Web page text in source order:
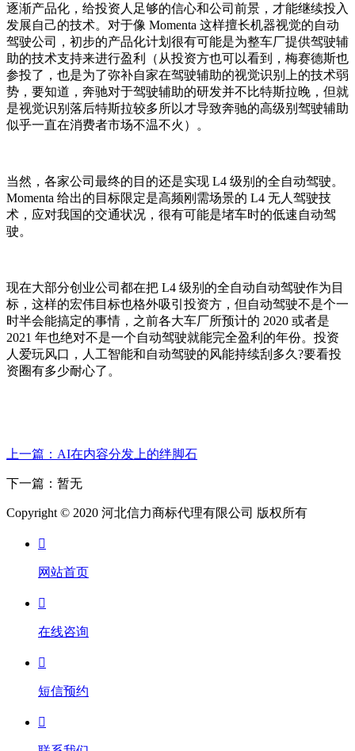
逐渐产品化，给投资人足够的信心和公司前景，才能继续投入
发展自己的技术。对于像 Momenta 这样擅长机器视觉的自动
驾驶公司，初步的产品化计划很有可能是为整车厂提供驾驶辅
助的技术支持来进行盈利（从投资方也可以看到，梅赛德斯也
参投了，也是为了弥补自家在驾驶辅助的视觉识别上的技术弱
势，要知道，奔驰对于驾驶辅助的研发并不比特斯拉晚，但就
是视觉识别落后特斯拉较多所以才导致奔驰的高级别驾驶辅助
似乎一直在消费者市场不温不火）。
当然，各家公司最终的目的还是实现 L4 级别的全自动驾驶。
Momenta 给出的目标限定是高频刚需场景的 L4 无人驾驶技
术，应对我国的交通状况，很有可能是堵车时的低速自动驾
驶。
现在大部分创业公司都在把 L4 级别的全自动自动驾驶作为目
标，这样的宏伟目标也格外吸引投资方，但自动驾驶不是个一
时半会能搞定的事情，之前各大车厂所预计的 2020 或者是
2021 年也绝对不是一个自动驾驶就能完全盈利的年份。投资
人爱玩风口，人工智能和自动驾驶的风能持续刮多久?要看投
资圈有多少耐心了。
上一篇：AI在内容分发上的绊脚石
下一篇：暂无
Copyright © 2020 河北信力商标代理有限公司 版权所有

网站首页

在线咨询

短信预约
